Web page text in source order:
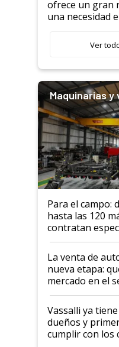
ofrece un gran
una necesidad
Ver
Maquinarias y
Para el campo:
hasta las 120
contratan
industria
La venta de
nueva etapa:
mercado en el
semestre
Vassalli ya
dueños y
cumplir con los